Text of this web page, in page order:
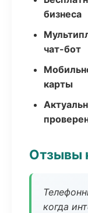
бизнеса
чат-бот
карты
Отзывы
когда